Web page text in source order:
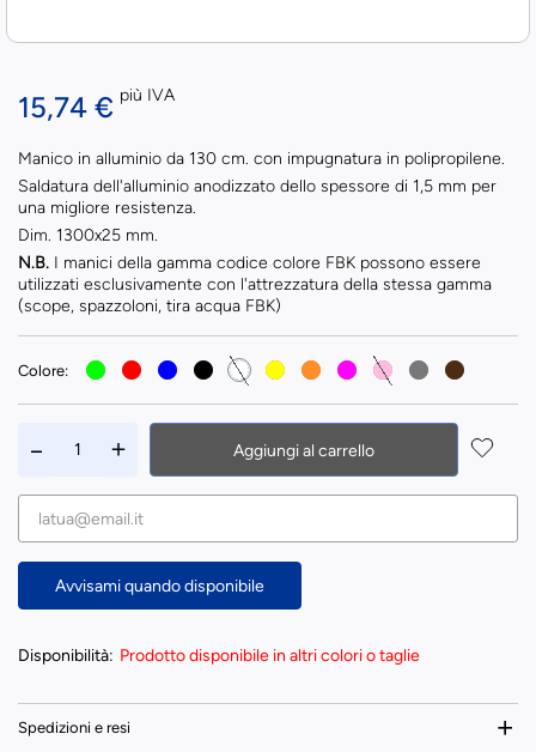
15,74 € più IVA
Manico in alluminio da 130 cm. con impugnatura in polipropilene.
Saldatura dell'alluminio anodizzato dello spessore di 1,5 mm per
una migliore resistenza.
Dim. 1300x25 mm.
N.B. I manici della gamma codice colore FBK possono essere
utilizzati esclusivamente con l'attrezzatura della stessa gamma
(scope, spazzoloni, tira acqua FBK)
Colore:
Aggiungi al carrello
Avvisami quando disponibile
Disponibilità: Prodotto disponibile in altri colori o taglie
Spedizioni e resi